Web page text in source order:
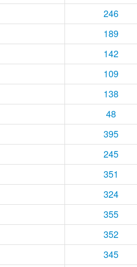
246
189
142
109
138
48
395
245
351
324
355
352
345